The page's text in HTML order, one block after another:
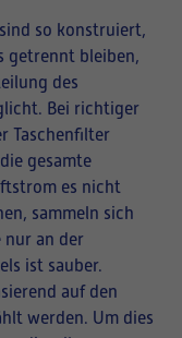
so konstruiert,
getrennt bleiben,
des
Bei richtiger
Taschenfilter
gesamte
es nicht
sammeln sich
nur an der
ist sauber.
auf den
werden. Um dies